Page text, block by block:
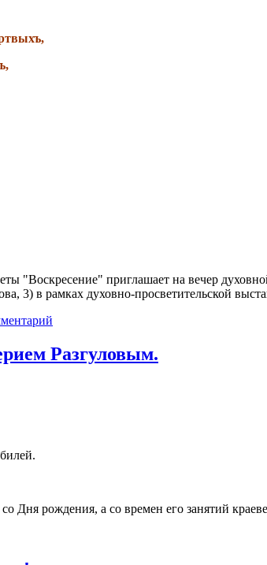
"Воскресение" приглашает на вечер
3) в рамках духовно-просветительской
Разгуловым.
Дня рождения, а со времен его занятий